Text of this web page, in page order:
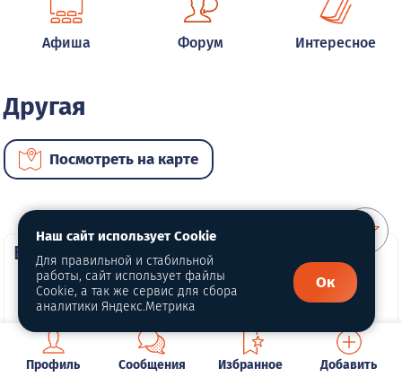
Афиша Форум Интересное
Другая
Посмотреть на карте
ВИП автомобили
Профиль Сообщения Избранное Добавить
Наш сайт использует Cookie
Для правильной и стабильной
работы, сайт использует файлы
Cookie, а так же сервис для сбора
аналитики Яндекс.Метрика
Ок